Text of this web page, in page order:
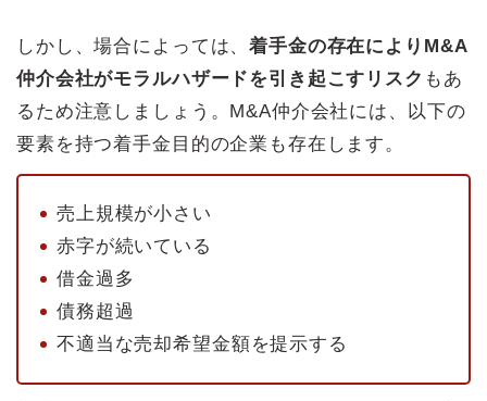
しかし、場合によっては、着手金の存在によりM&A
仲介会社がモラルハザードを引き起こすリスク もあ
るため注意しましょう。M&A仲介会社には、以下の
要素を持つ着手金目的の企業も存在します。
売上規模が小さい
赤字が続いている
借金過多
債務超過
不適当な売却希望金額を提示する